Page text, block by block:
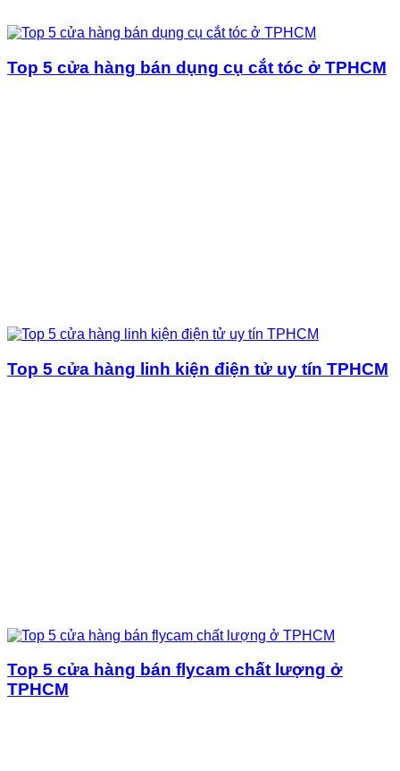
Top 5 cửa hàng bán dụng cụ cắt tóc ở TPHCM
Top 5 cửa hàng linh kiện điện tử uy tín TPHCM
Top 5 cửa hàng bán flycam chất lượng ở
TPHCM